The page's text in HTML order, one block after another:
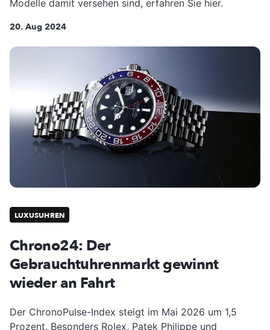
Modelle damit versehen sind, erfahren Sie hier.
20. Aug 2024
LUXUSUHREN
Chrono24: Der
Gebrauchtuhrenmarkt gewinnt
wieder an Fahrt
Der ChronoPulse-Index steigt im Mai 2026 um 1,5
Prozent. Besonders Rolex, Patek Philippe und